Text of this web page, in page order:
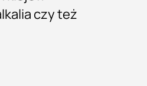
czy też